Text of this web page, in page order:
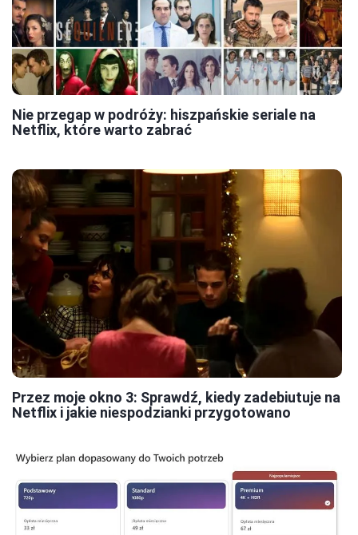
Nie przegap w podróży: hiszpańskie seriale na
Netflix, które warto zabrać
Przez moje okno 3: Sprawdź, kiedy zadebiutuje na
Netflix i jakie niespodzianki przygotowano